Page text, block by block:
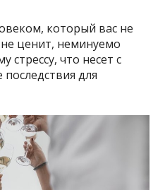
который вас не
ценит, неминуемо
стрессу, что несет с
для